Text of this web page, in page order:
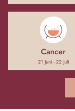
Cancer
21 Juni - 22 Juli